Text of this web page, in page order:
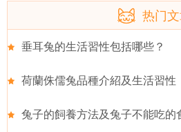
热门
垂耳兔的生活習性包括哪些？
荷蘭侏儒兔品種介紹及生活習性
兔子的飼養方法及兔子不能吃的